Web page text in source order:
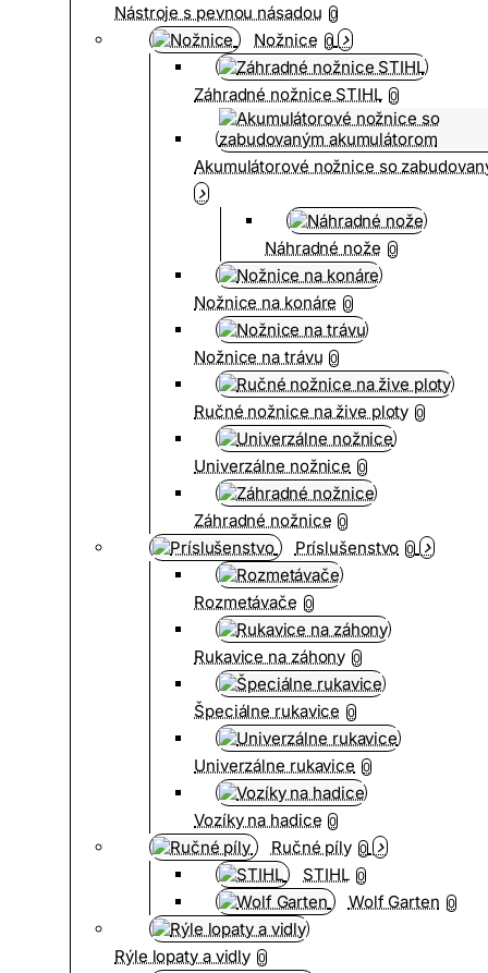
Nástroje s pevnou násadou 0
Nožnice 0
Záhradné nožnice STIHL 0
Akumulátorové nožnice so
Náhradné nože 0
Nožnice na konáre 0
Nožnice na trávu 0
Ručné nožnice na žive ploty 0
Univerzálne nožnice 0
Záhradné nožnice 0
Príslušenstvo 0
Rozmetávače 0
Rukavice na záhony 0
Špeciálne rukavice 0
Univerzálne rukavice 0
Vozíky na hadice 0
Ručné píly 0
STIHL 0
Wolf Garten 0
Rýle lopaty a vidly 0